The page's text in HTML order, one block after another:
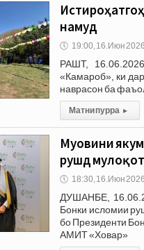
намуд
🕔 19:00, 16.Июн 2026
РАШТ,
«Камароб», ки
наврасон ба
Матни пурра ▸
Муовини
рушд
🕔 18:30, 16.Июн 2026
ДУШАНБЕ,
Бонки исломии
бо Президенти
АМИТ «Ховар»